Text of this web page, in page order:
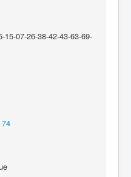
15-07-26-38-42-43-63-69-